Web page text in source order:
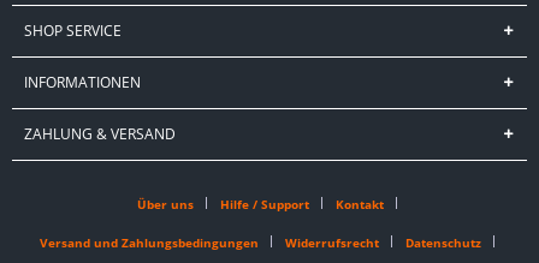
SHOP SERVICE
INFORMATIONEN
ZAHLUNG & VERSAND
Über uns Hilfe / Support Kontakt
Versand und Zahlungsbedingungen Widerrufsrecht Datenschutz